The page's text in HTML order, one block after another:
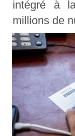
intégré à
millions de